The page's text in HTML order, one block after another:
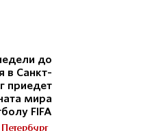
до
в Санкт-
приедет
мира
FIFA